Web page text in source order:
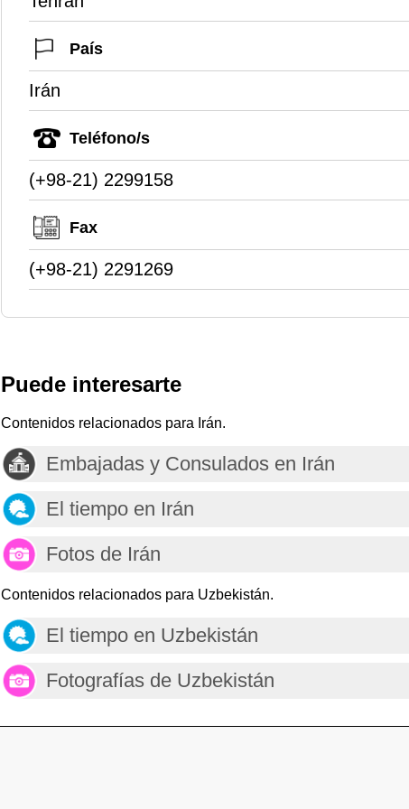
País
Irán
Teléfono/s
(+98-21) 2299158
Fax
(+98-21) 2291269
Puede interesarte
Contenidos relacionados para Irán.
Embajadas y Consulados en Irán
El tiempo en Irán
Fotos de Irán
Contenidos relacionados para Uzbekistán.
El tiempo en Uzbekistán
Fotografías de Uzbekistán